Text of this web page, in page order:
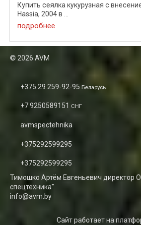
Купить сеялка кукурузная с
Hassia, 2004 в ...
подробнее
© 2026 AVM
+375 29 259-92-95Беларусь
+7 9250589151 СНГ
avmspectehnika
+375292599295
+375292599295
Тимошко Артём Евгеньевич директор
спецтехника"
info@avm.by
Сайт работает на